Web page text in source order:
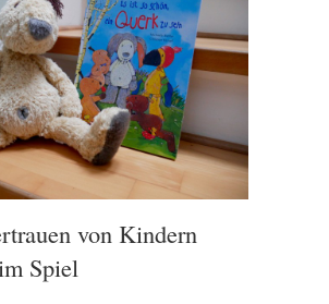
von Kindern
Spiel